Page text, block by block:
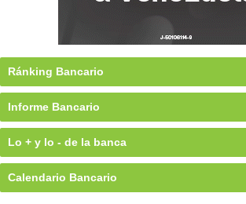
Ránking Bancario
Informe Bancario
Lo + y lo - de la banca
Calendario Bancario